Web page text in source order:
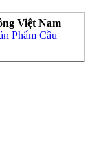
Việt Nam
Phẩm Cầu